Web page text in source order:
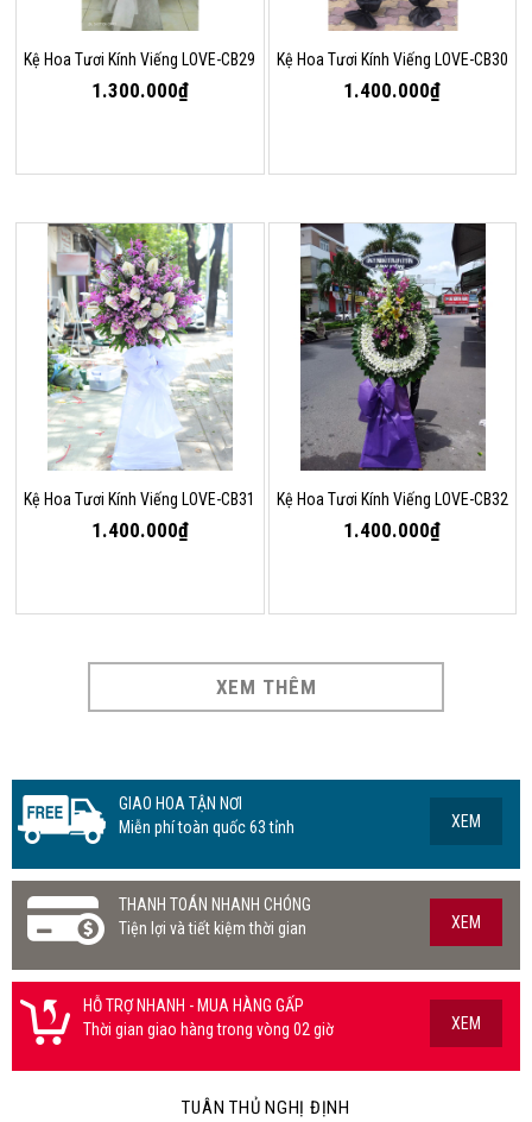
Kệ Hoa Tươi Kính Viếng LOVE-CB29
1.300.000₫
Kệ Hoa Tươi Kính Viếng LOVE-CB30
1.400.000₫
Kệ Hoa Tươi Kính Viếng LOVE-CB31
1.400.000₫
Kệ Hoa Tươi Kính Viếng LOVE-CB32
1.400.000₫
XEM THÊM
GIAO HOA TẬN NƠI
Miễn phí toàn quốc 63 tỉnh
XEM
THANH TOÁN NHANH CHÓNG
Tiện lợi và tiết kiệm thời gian
XEM
HỖ TRỢ NHANH - MUA HÀNG GẤP
Thời gian giao hàng trong vòng 02 giờ
XEM
TUÂN THỦ NGHỊ ĐỊNH